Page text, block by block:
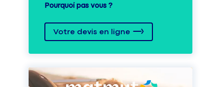
Pourquoi pas vous ?
Votre devis en ligne